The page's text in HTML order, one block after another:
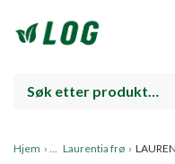
Hjem › Laurentia frø ›